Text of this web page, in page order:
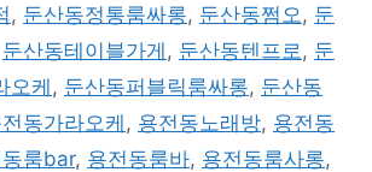
, 둔산동정통룸싸롱, 둔산동쩜오 , 둔
둔산동테이블가게 , 둔산동텐프로 , 둔
오케, 둔산동퍼블릭룸싸롱, 둔산동
동가라오케 , 용전동노래방, 용전동
룸bar, 용전동룸바, 용전동룸사롱,